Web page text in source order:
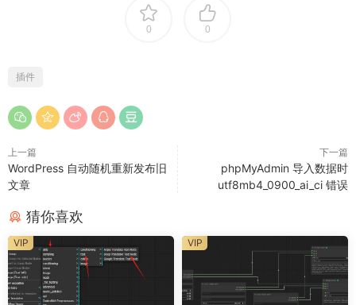
0 0
插件
上一篇
WordPress 自动随机重新发布旧
文章
下一篇
phpMyAdmin 导入数据时
utf8mb4_0900_ai_ci 错误
猜你喜欢
VIP VIP